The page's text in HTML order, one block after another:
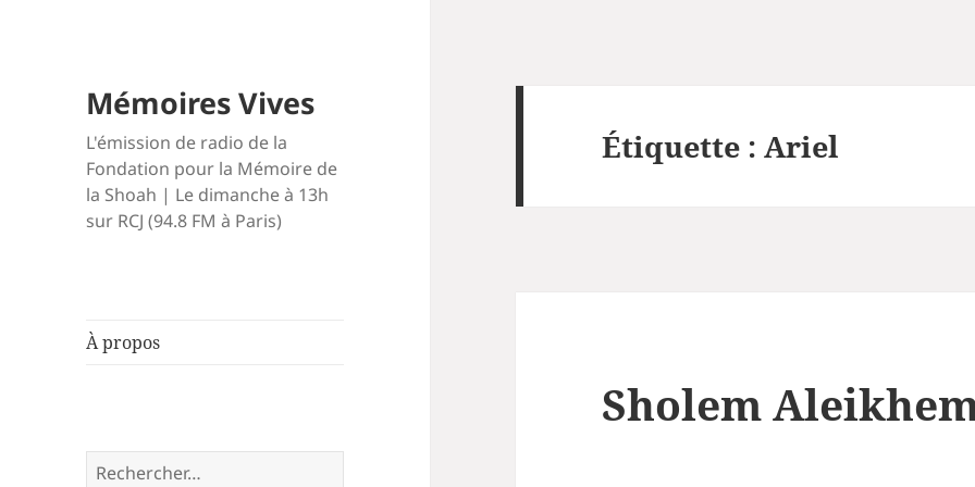
Mémoires Vives
L'émission de radio de la
Fondation pour la Mémoire de
la Shoah | Le dimanche à 13h
sur RCJ (94.8 FM à Paris)
À propos
Rechercher :
Étiquette :Ariel
Sholem